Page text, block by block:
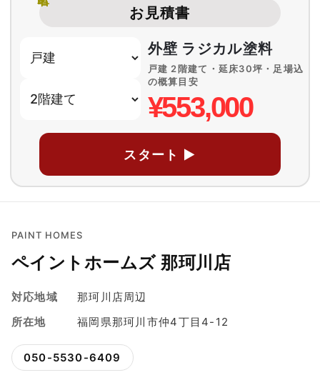
お見積書
外壁 ラジカル塗料
戸建 2階建て・延床30坪・足場込
の概算目安
¥553,000
スタート ▶
PAINT HOMES
ペイントホームズ 那珂川店
対応地域
那珂川店周辺
所在地
福岡県那珂川市仲4丁目4-12
050-5530-6409